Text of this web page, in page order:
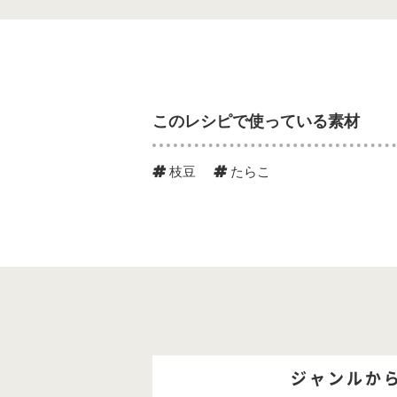
このレシピで使っている素材
枝豆 たらこ
ジャンルか